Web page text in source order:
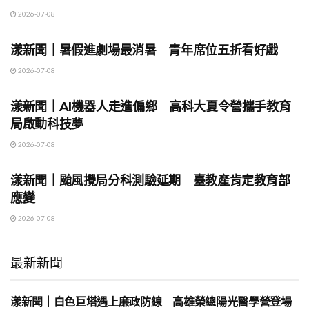
2026-07-08
漾新聞｜暑假進劇場最消暑 青年席位五折看好戲
2026-07-08
漾新聞｜AI機器人走進偏鄉 高科大夏令營攜手教育
局啟動科技夢
2026-07-08
漾新聞｜颱風攪局分科測驗延期 臺教產肯定教育部
應變
2026-07-08
最新新聞
地方時事
漾新聞｜白色巨塔遇上廉政防線 高雄榮總陽光醫學營登場